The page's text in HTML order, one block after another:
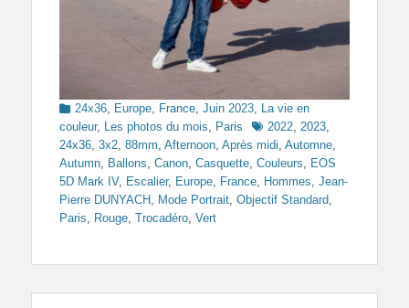
Categories
24x36, Europe, France, Juin 2023, La vie en
couleur, Les photos du mois, Paris Tags2022, 2023,
24x36, 3x2, 88mm, Afternoon, Après midi, Automne,
Autumn, Ballons, Canon, Casquette, Couleurs, EOS
5D Mark IV, Escalier, Europe, France, Hommes, Jean-
Pierre DUNYACH , Mode Portrait, Objectif Standard,
Paris, Rouge, Trocadéro, Vert